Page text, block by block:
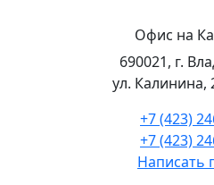
Офис на
690021, г.
ул. Калинина,
+7 (423)
+7 (423)
Написать